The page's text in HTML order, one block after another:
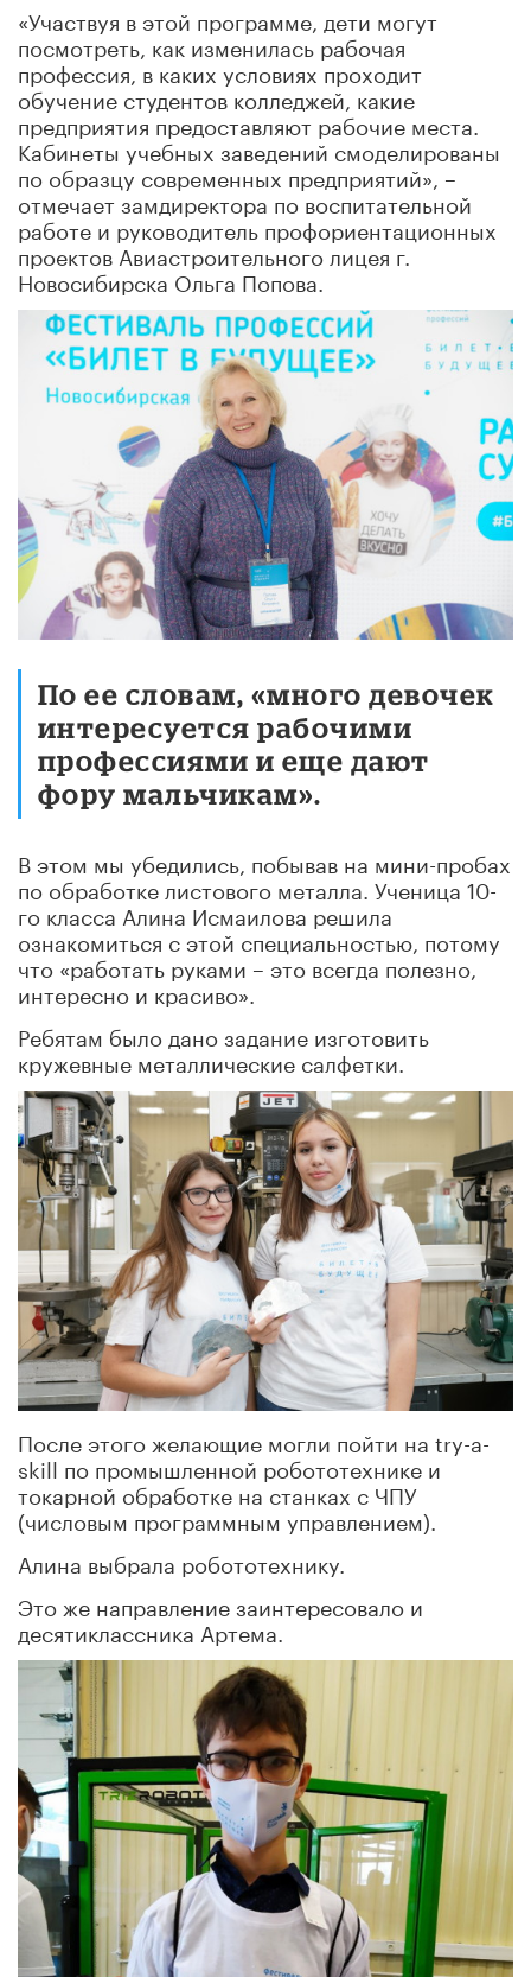
«Участвуя в этой программе, дети могут
посмотреть, как изменилась рабочая
профессия, в каких условиях проходит
обучение студентов колледжей, какие
предприятия предоставляют рабочие места.
Кабинеты учебных заведений смоделированы
по образцу современных предприятий», –
отмечает замдиректора по воспитательной
работе и руководитель профориентационных
проектов Авиастроительного лицея г.
Новосибирска Ольга Попова.
По ее словам, «много девочек
интересуется рабочими
профессиями и еще дают
фору мальчикам».
В этом мы убедились, побывав на мини-пробах
по обработке листового металла. Ученица 10-
го класса Алина Исмаилова решила
ознакомиться с этой специальностью, потому
что «работать руками – это всегда полезно,
интересно и красиво».
Ребятам было дано задание изготовить
кружевные металлические салфетки.
После этого желающие могли пойти на try-a-
skill по промышленной робототехнике и
токарной обработке на станках с ЧПУ
(числовым программным управлением).
Алина выбрала робототехнику.
Это же направление заинтересовало и
десятиклассника Артема.